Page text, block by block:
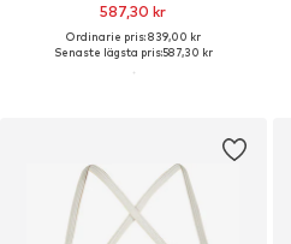
587,30 kr
Ordinarie pris: 839,00 kr
Senaste lägsta pris:587,30 kr